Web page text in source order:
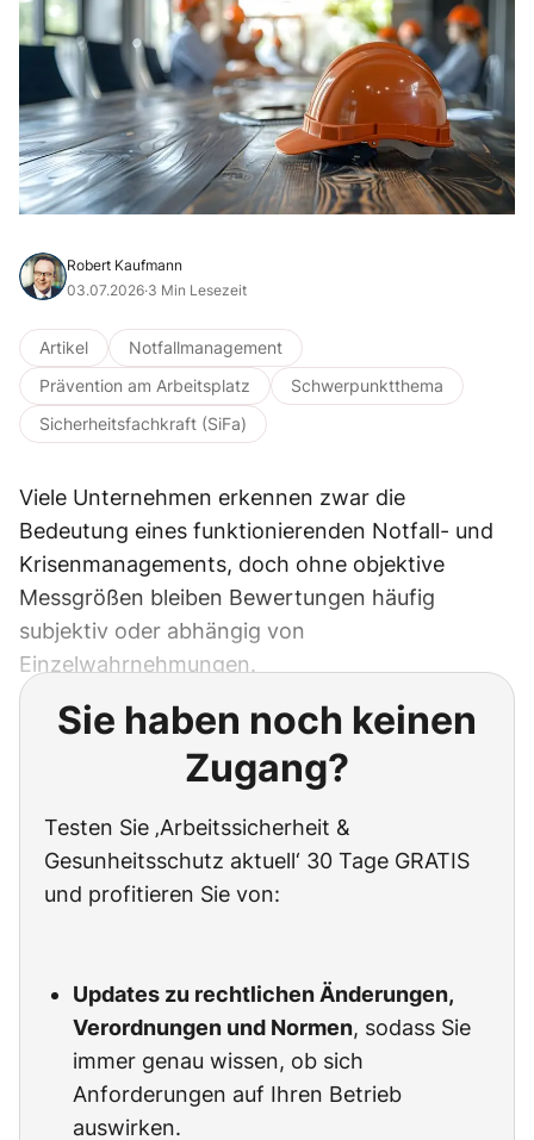
Robert Kaufmann
03.07.2026·3 Min Lesezeit
Artikel
Notfallmanagement
Prävention am Arbeitsplatz
Schwerpunktthema
Sicherheitsfachkraft (SiFa)
Viele Unternehmen erkennen zwar die
Bedeutung eines funktionierenden Notfall- und
Krisenmanagements, doch ohne objektive
Messgrößen bleiben Bewertungen häufig
subjektiv oder abhängig von
Einzelwahrnehmungen.
Sie haben noch keinen
Zugang?
Testen Sie ‚Arbeitssicherheit &
Gesunheitsschutz aktuell‘ 30 Tage GRATIS
und profitieren Sie von:
Updates zu rechtlichen Änderungen,
Verordnungen und Normen, sodass Sie
immer genau wissen, ob sich
Anforderungen auf Ihren Betrieb
auswirken.